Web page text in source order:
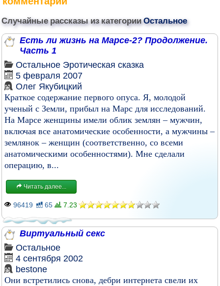
Случайные рассказы из категорииОстальное
Есть ли жизнь на Марсе-2? Продолжение.
Часть 1
Остальное Эротическая сказка
5 февраля 2007
Олег Якубицкий
Краткое содержание первого опуса. Я, молодой
ученый с Земли, прибыл на Марс для исследований.
На Марсе женщины имели облик землян – мужчин,
включая все анатомические особенности, а мужчины –
землянок – женщин (соответственно, со всеми
анатомическими особенностями). Мне сделали
операцию, в...
Читать далее...
96419 65 7.23
Виртуальный секс
Остальное
4 сентября 2002
bestone
Они встретились снова, дебри интернета свели их